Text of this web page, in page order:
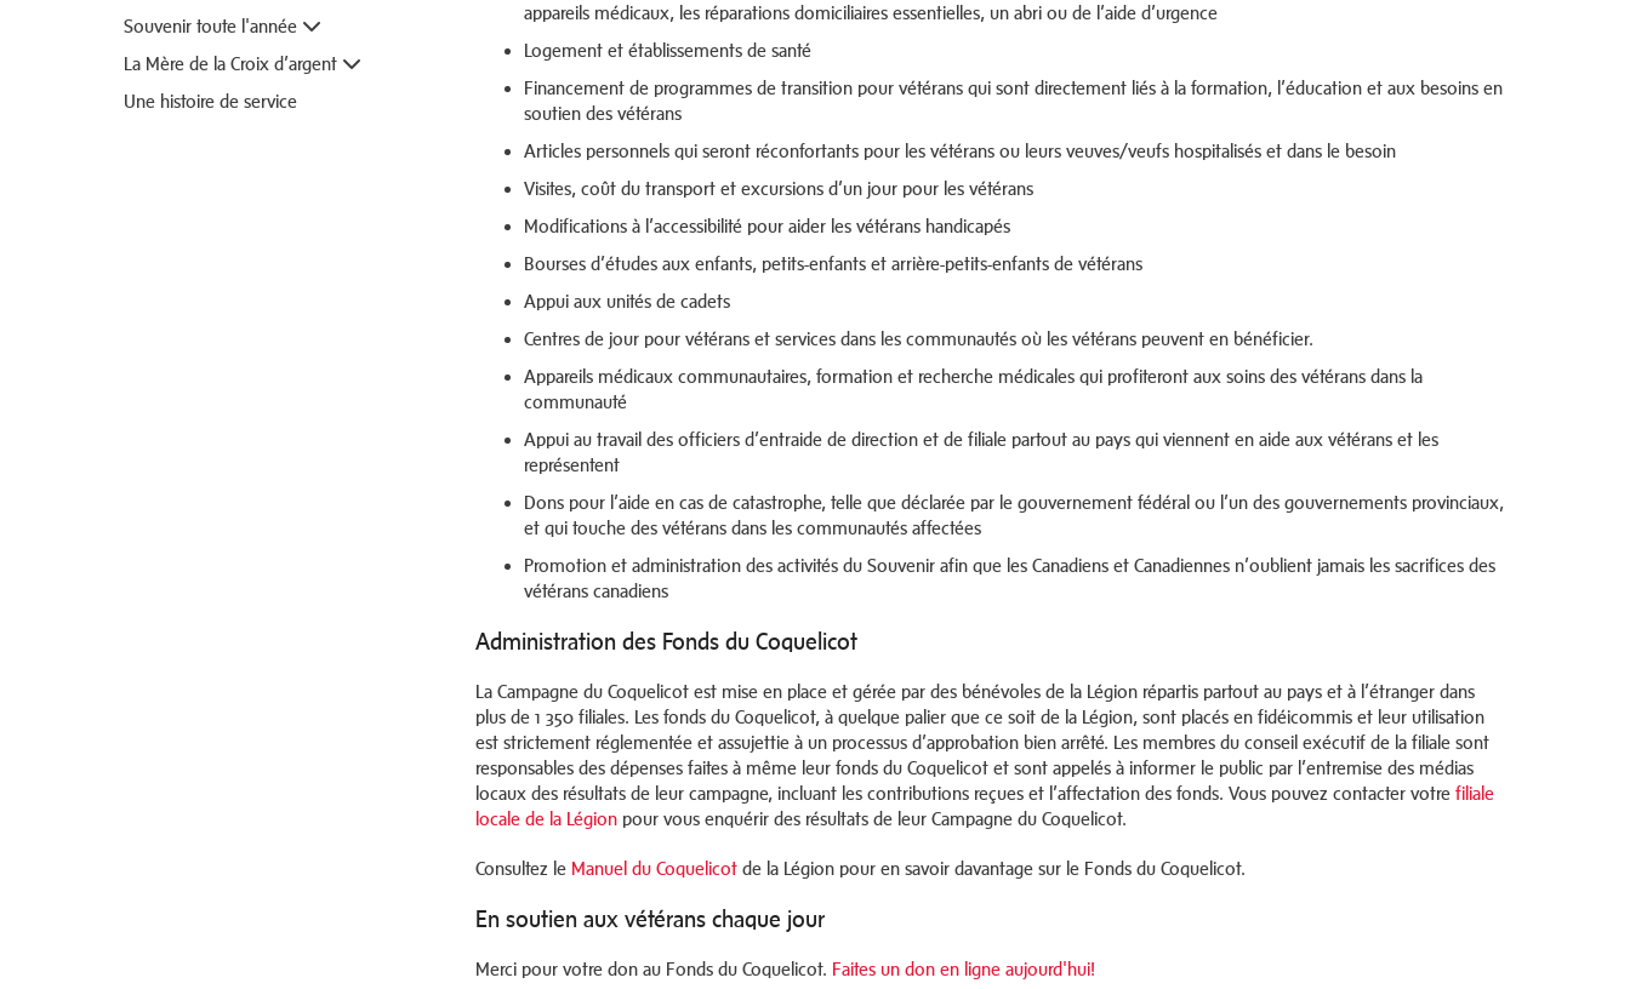
Souvenir toute l'année
La Mère de la Croix d’argent
Une histoire de service
appareils médicaux, les réparations domiciliaires essentielles, un abri ou de l’aide d’urgence
Logement et établissements de santé
Financement de programmes de transition pour vétérans qui sont directement liés à la formation, l’éducation et aux besoins en
soutien des vétérans
Articles personnels qui seront réconfortants pour les vétérans ou leurs veuves/veufs hospitalisés et dans le besoin
Visites, coût du transport et excursions d’un jour pour les vétérans
Modifications à l’accessibilité pour aider les vétérans handicapés
Bourses d’études aux enfants, petits-enfants et arrière-petits-enfants de vétérans
Appui aux unités de cadets
Centres de jour pour vétérans et services dans les communautés où les vétérans peuvent en bénéficier.
Appareils médicaux communautaires, formation et recherche médicales qui profiteront aux soins des vétérans dans la
communauté
Appui au travail des officiers d’entraide de direction et de filiale partout au pays qui viennent en aide aux vétérans et les
représentent
Dons pour l’aide en cas de catastrophe, telle que déclarée par le gouvernement fédéral ou l’un des gouvernements provinciaux,
et qui touche des vétérans dans les communautés affectées
Promotion et administration des activités du Souvenir afin que les Canadiens et Canadiennes n’oublient jamais les sacrifices des
vétérans canadiens
Administration des Fonds du Coquelicot
La Campagne du Coquelicot est mise en place et gérée par des bénévoles de la Légion répartis partout au pays et à l’étranger dans
plus de 1 350 filiales. Les fonds du Coquelicot, à quelque palier que ce soit de la Légion, sont placés en fidéicommis et leur utilisation
est strictement réglementée et assujettie à un processus d’approbation bien arrêté. Les membres du conseil exécutif de la filiale sont
responsables des dépenses faites à même leur fonds du Coquelicot et sont appelés à informer le public par l’entremise des médias
locaux des résultats de leur campagne, incluant les contributions reçues et l’affectation des fonds. Vous pouvez contacter votre filiale
locale de la Légion pour vous enquérir des résultats de leur Campagne du Coquelicot.
Consultez le Manuel du Coquelicot de la Légion pour en savoir davantage sur le Fonds du Coquelicot.
En soutien aux vétérans chaque jour
Merci pour votre don au Fonds du Coquelicot. Faites un don en ligne aujourd'hui!